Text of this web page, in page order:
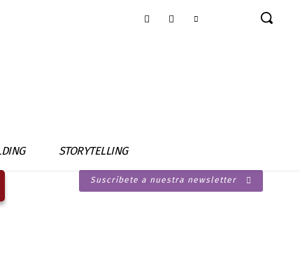
STORYTELLING
Suscríbete a nuestra newsletter